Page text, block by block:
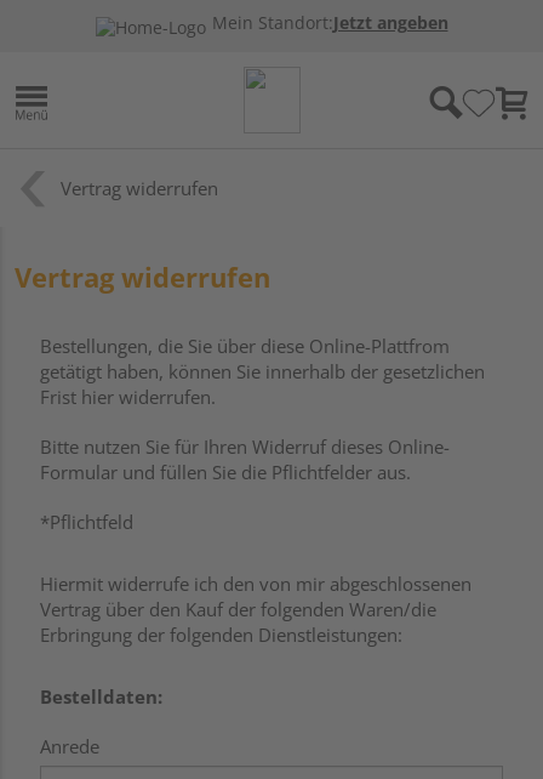
Mein Standort:Jetzt angeben
Vertrag widerrufen
Vertrag widerrufen
Bestellungen, die Sie über diese Online-Plattfrom
getätigt haben, können Sie innerhalb der gesetzlichen
Frist hier widerrufen.
Bitte nutzen Sie für Ihren Widerruf dieses Online-
Formular und füllen Sie die Pflichtfelder aus.
*Pflichtfeld
Hiermit widerrufe ich den von mir abgeschlossenen
Vertrag über den Kauf der folgenden Waren/die
Erbringung der folgenden Dienstleistungen:
Bestelldaten:
Anrede